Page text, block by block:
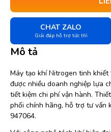
CHAT ZALO
Giải đáp hỗ trợ tức thì
Mô tả
Máy tạo khí Nitrogen tinh
được nhiều doanh nghiệp lựa
tiết kiệm chi phí vận hành.
phối chính hãng, hỗ trợ tư vấn
947064.